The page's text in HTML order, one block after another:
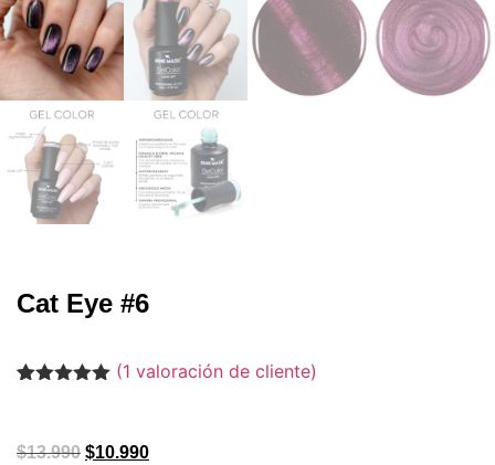
Cat Eye #6
avaloración
(1 valoración de cliente)
$13.990 $10.990